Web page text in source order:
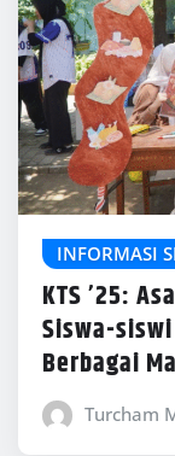
INFORMASI
KTS ’25:
Siswa-
Berbagai
Turcham